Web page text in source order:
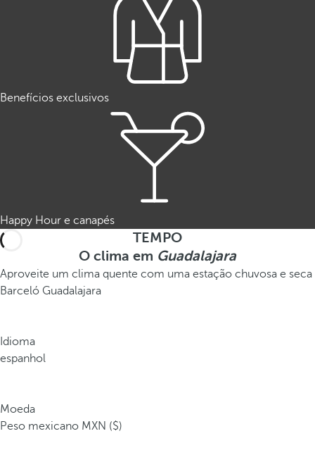
Benefícios exclusivos
Happy Hour e canapés
TEMPO
O clima em Guadalajara
Aproveite um clima quente com uma estação chuvosa e seca
Barceló Guadalajara
Idioma
espanhol
Moeda
Peso mexicano MXN ($)